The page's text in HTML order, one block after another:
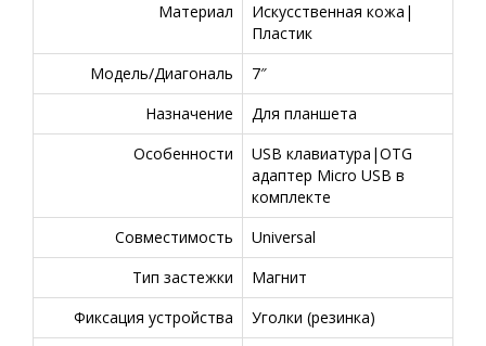
Материал
Искусственная кожа|
Пластик
Модель/Диагональ
7″
Назначение
Для планшета
Особенности
USB клавиатура|OTG
адаптер Micro USB в
комплекте
Совместимость
Universal
Тип застежки
Магнит
Фиксация устройства
Уголки (резинка)